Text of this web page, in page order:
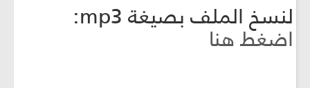
لنسخ الملف بصيغة mp3:
اضغط هنا